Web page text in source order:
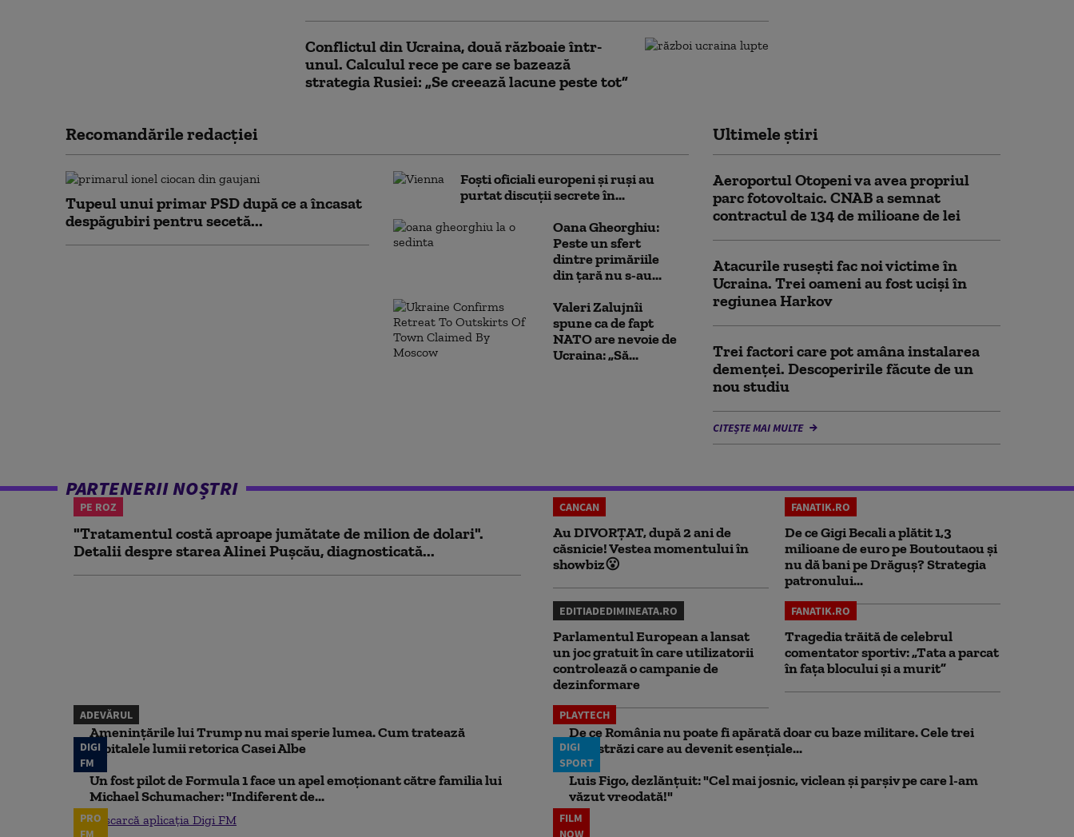
Conflictul din Ucraina, două războaie într-
unul. Calculul rece pe care se bazează
strategia Rusiei: „Se creează lacune peste tot”
Recomandările redacţiei
Tupeul unui primar PSD după ce a încasat
despăgubiri pentru secetă...
Foști oficiali europeni și ruși au
purtat discuții secrete în...
Oana Gheorghiu:
Peste un sfert
dintre primăriile
din țară nu s-au...
Valeri Zalujnîi
spune ca de fapt
NATO are nevoie de
Ucraina: „Să...
Ultimele știri
Aeroportul Otopeni va avea propriul
parc fotovoltaic. CNAB a semnat
contractul de 134 de milioane de lei
Atacurile rusești fac noi victime în
Ucraina. Trei oameni au fost uciși în
regiunea Harkov
Trei factori care pot amâna instalarea
demenţei. Descoperirile făcute de un
nou studiu
CITEȘTE MAI MULTE
PARTENERII NOȘTRI
PE ROZ
"Tratamentul costă aproape jumătate de milion de dolari".
Detalii despre starea Alinei Pușcău, diagnosticată...
CANCAN
Au DIVORȚAT, după 2 ani de
căsnicie! Vestea momentului în
showbiz😮
FANATIK.RO
De ce Gigi Becali a plătit 1,3
milioane de euro pe Boutoutaou și
nu dă bani pe Drăguș? Strategia
patronului...
EDITIADEDIMINEATA.RO
Parlamentul European a lansat
un joc gratuit în care utilizatorii
controlează o campanie de
dezinformare
FANATIK.RO
Tragedia trăită de celebrul
comentator sportiv: „Tata a parcat
în fața blocului și a murit”
ADEVĂRUL
Amenințările lui Trump nu mai sperie lumea. Cum tratează
capitalele lumii retorica Casei Albe
PLAYTECH
De ce România nu poate fi apărată doar cu baze militare. Cele trei
autostrăzi care au devenit esențiale...
DIGI
FM
Un fost pilot de Formula 1 face un apel emoționant către familia lui
Michael Schumacher: "Indiferent de...
Descarcă aplicația Digi FM
DIGI
SPORT
Luis Figo, dezlănțuit: "Cel mai josnic, viclean și parșiv pe care l-am
văzut vreodată!"
PRO
FM
FILM
NOW